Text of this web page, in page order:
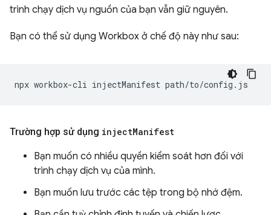
trình chạy dịch vụ nguồn của bạn vẫn giữ nguyên.
Bạn có thể sử dụng Workbox ở chế độ này như sau:
npx workbox-cli injectManifest
Trường hợp sử dụng injectManifest
Bạn muốn có nhiều quyền kiểm soát hơn đối với
trình chạy dịch vụ của mình.
Bạn muốn lưu trước các tệp trong bộ nhớ đệm.